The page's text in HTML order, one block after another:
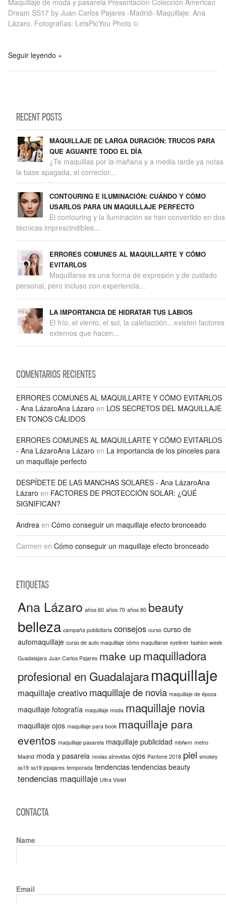
Dream SS17 by Juan Carlos Pajares -Madrid- Maquillaje: Ana
Lázaro. Fotografías: LetsPicYou Photo ©
Seguir leyendo »
RECENT POSTS
MAQUILLAJE DE LARGA DURACIÓN: TRUCOS PARA
QUE AGUANTE TODO EL DÍA
¿Te maquillas por la mañana y a media tarde ya notas
la base apagada, el corrector...
CONTOURING E ILUMINACIÓN: CUÁNDO Y CÓMO
USARLOS PARA UN MAQUILLAJE PERFECTO
El contouring y la iluminación se han convertido en dos
técnicas imprescindibles...
ERRORES COMUNES AL MAQUILLARTE Y CÓMO
EVITARLOS
Maquillarse es una forma de expresión y de cuidado
personal, pero incluso con experiencia...
LA IMPORTANCIA DE HIDRATAR TUS LABIOS
El frío, el viento, el sol, la calefacción…existen factores
externos que hacen...
COMENTARIOS RECIENTES
ERRORES COMUNES AL MAQUILLARTE Y CÓMO EVITARLOS
- Ana LázaroAna Lázaro en LOS SECRETOS DEL MAQUILLAJE
EN TONOS CÁLIDOS
ERRORES COMUNES AL MAQUILLARTE Y CÓMO EVITARLOS
- Ana LázaroAna Lázaro en La importancia de los pinceles para
un maquillaje perfecto
DESPÍDETE DE LAS MANCHAS SOLARES - Ana LázaroAna
Lázaro en FACTORES DE PROTECCIÓN SOLAR: ¿QUÉ
SIGNIFICAN?
Andrea en Cómo conseguir un maquillaje efecto bronceado
Carmen en Cómo conseguir un maquillaje efecto bronceado
ETIQUETAS
Ana Lázaro años 60 años 70 años 80 beauty
belleza campaña publicitaria consejos curso curso de
automaquillaje curso de auto maquillaje cómo maquillarse eyeliner fashion week
Guadalajara Juan Carlos Pajares make upmaquilladora
profesional en Guadalajaramaquillaje
maquillaje creativo maquillaje de novia maquillaje de época
maquillaje fotografía maquillaje moda maquillaje novia
maquillaje ojos maquillaje para book maquillaje para
eventos maquillaje pasarela maquillaje publicidad mbfwm metro
Madrid moda y pasarela novias atrevidas ojos Pantone 2018 piel smokey
ss19 ss19 jcpajares temporada tendencias tendencias beauty
tendencias maquillaje Ultra Violet
CONTACTA
Name
Email